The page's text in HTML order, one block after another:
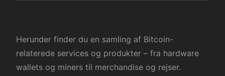
Herunder finder du en samling af Bitcoin-
relaterede services og produkter – fra hardware
wallets og miners til merchandise og rejser.